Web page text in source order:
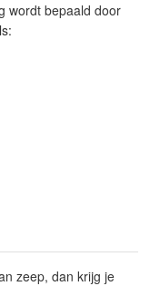
wordt bepaald door
zeep, dan krijg je